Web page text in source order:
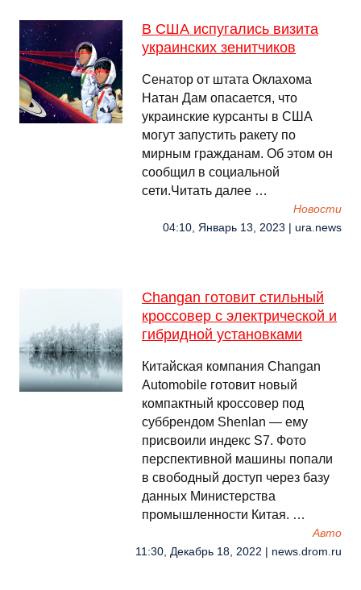
В США испугались визита
украинских зенитчиков
Сенатор от штата Оклахома
Натан Дам опасается, что
украинские курсанты в США
могут запустить ракету по
мирным гражданам. Об этом он
сообщил в социальной
сети.Читать далее …
Новости
04:10, Январь 13, 2023 | ura.news
Changan готовит стильный
кроссовер с электрической и
гибридной установками
Китайская компания Changan
Automobile готовит новый
компактный кроссовер под
суббрендом Shenlan — ему
присвоили индекс S7. Фото
перспективной машины попали
в свободный доступ через базу
данных Министерства
промышленности Китая. …
Авто
11:30, Декабрь 18, 2022 | news.drom.ru